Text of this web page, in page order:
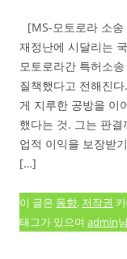
[MS-모토로라 소
재정난에 시달리는
모토로라간 특허소
질책했다고 전해진
게 지루한 공방을 이
했다는 것. 그는 판
업적 이익을 보장받
[…]
이 글은 동향, 저작권
태그가 있으며 admin